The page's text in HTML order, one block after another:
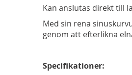
Kan anslutas direkt till
Med sin rena
genom att efterlikna
Specifikationer: